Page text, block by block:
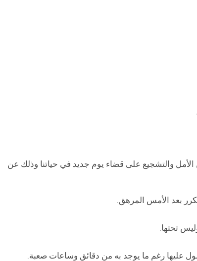
والتشجيع على قضاء يوم جديد في حياتنا وذلك عن
بعد الأمس المرهق.
تحتها.
عليها رغم ما يوجد به من دقائق وساعات صعبة.